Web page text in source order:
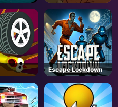
Escape Lockdown